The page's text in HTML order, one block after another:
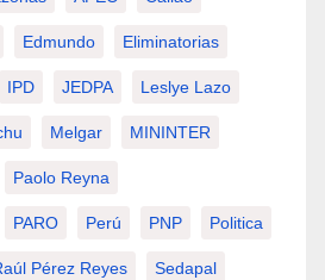
Edmundo Eliminatorias
IPD JEDPA Leslye Lazo
Melgar MININTER
Paolo Reyna
PARO Perú PNP Politica
Pérez Reyes Sedapal